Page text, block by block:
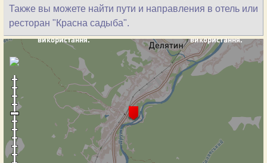
Также вы можете найти пути и направления в отель или
ресторан "Красна садыба".